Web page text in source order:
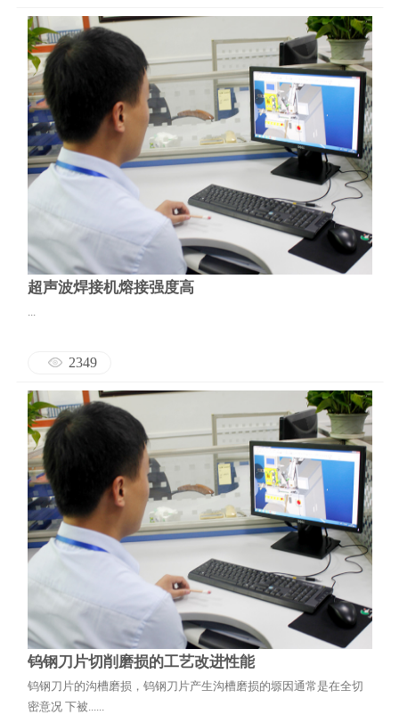
超声波焊接机熔接强度高
2349
钨钢刀片切削磨损的工艺改进性能
钨钢刀片的沟槽磨损，钨钢刀片产生沟槽磨损的塬因通常是在全切
密意况 下被......